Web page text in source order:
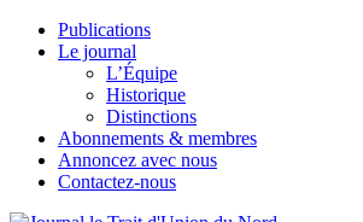
Publications
Le journal
L’Équipe
Historique
Distinctions
Abonnements & membres
Annoncez avec nous
Contactez-nous